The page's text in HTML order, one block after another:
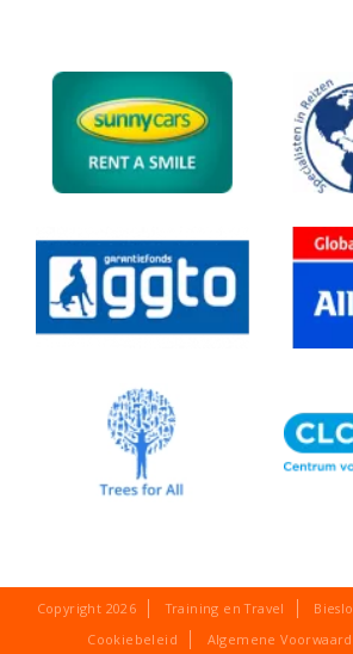
Copyright 2026 Training en Travel
Cookiebeleid
Algemene